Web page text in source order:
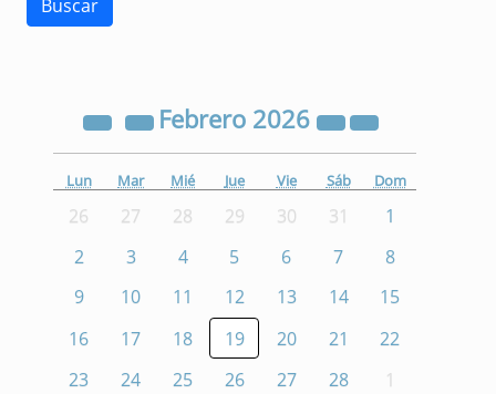
Febrero 2026
Lun Mar Mié Jue Vie Sáb Dom
26 27 28 29 30 31
1
2
3 4 5 6 7
8
9
10 11 12 13 14
15
16
17 18 19 20 21
22
23
24 25 26 27 28 1